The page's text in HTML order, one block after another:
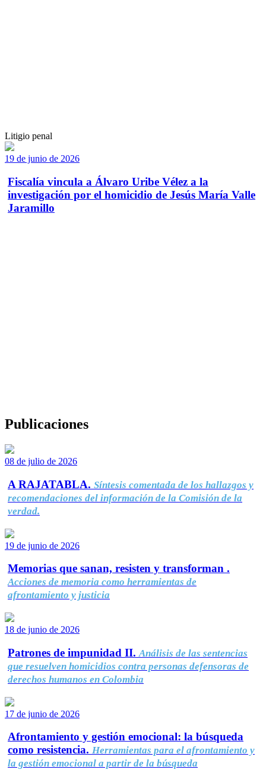
Litigio penal
19 de junio de 2026
Fiscalía vincula a Álvaro Uribe Vélez a la
investigación por el homicidio de Jesús María Valle
Jaramillo
Publicaciones
08 de julio de 2026
A RAJATABLA. Síntesis comentada de los hallazgos y
recomendaciones del información de la Comisión de la
verdad.
19 de junio de 2026
Memorias que sanan, resisten y transforman .
Acciones de memoria como herramientas de
afrontamiento y justicia
18 de junio de 2026
Patrones de impunidad II. Análisis de las sentencias
que resuelven homicidios contra personas defensoras de
derechos humanos en Colombia
17 de junio de 2026
Afrontamiento y gestión emocional: la búsqueda
como resistencia. Herramientas para el afrontamiento y
la gestión emocional a partir de la búsqueda